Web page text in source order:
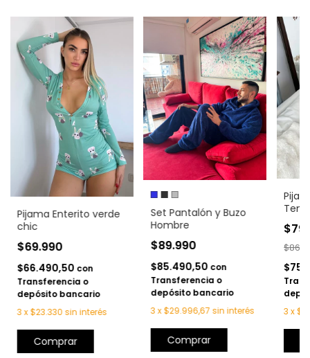
Pijama Enterito verde
chic
$69.990
$66.490,50 con
Transferencia o
depósito bancario
3 x$23.330 sin interés
Comprar
Set Pantalón y Buzo
Hombre
$89.990
$85.490,50 con
Transferencia o
depósito bancario
3 x$29.996,67 sin interés
Comprar
3 x